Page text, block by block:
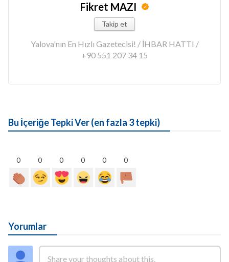
Fikret MAZI
Takip et
Yalova'nın En Hızlı Gazetecisi! / İHBAR HATTI /
+90 551 207 34 15
Bu İçeriğe Tepki Ver (en fazla 3 tepki)
0 0 0 0 0 0
Yorumlar